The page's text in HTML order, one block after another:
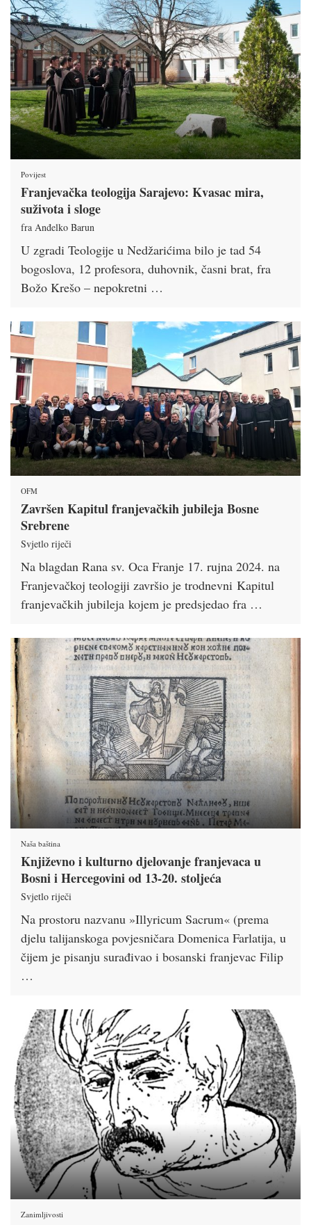
Povijest
Franjevačka teologija Sarajevo: Kvasac mira,
suživota i sloge
fra Anđelko Barun
U zgradi Teologije u Nedžarićima bilo je tad 54
bogoslova, 12 profesora, duhovnik, časni brat, fra
Božo Krešo – nepokretni …
OFM
Završen Kapitul franjevačkih jubileja Bosne
Srebrene
Svjetlo riječi
Na blagdan Rana sv. Oca Franje 17. rujna 2024. na
Franjevačkoj teologiji završio je trodnevni Kapitul
franjevačkih jubileja kojem je predsjedao fra …
Naša baština
Književno i kulturno djelovanje franjevaca u
Bosni i Hercegovini od 13-20. stoljeća
Svjetlo riječi
Na prostoru nazvanu »Illyricum Sacrum« (prema
djelu talijanskoga povjesničara Domenica Farlatija, u
čijem je pisanju surađivao i bosanski franjevac Filip
…
Zanimljivosti